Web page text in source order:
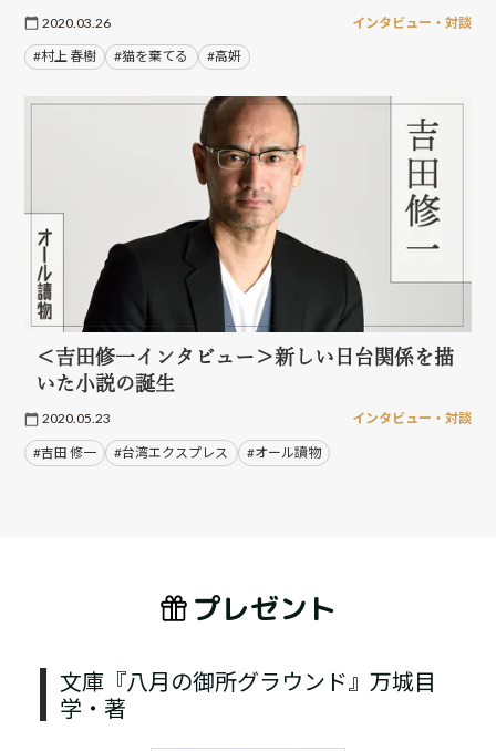
2020.03.26 インタビュー・対談
#村上 春樹 #猫を棄てる #高妍
＜吉田修一インタビュー＞新しい日台関係を描
いた小説の誕生
2020.05.23 インタビュー・対談
#吉田 修一 #台湾エクスプレス #オール讀物
プレゼント
文庫『八月の御所グラウンド』万城目
学・著